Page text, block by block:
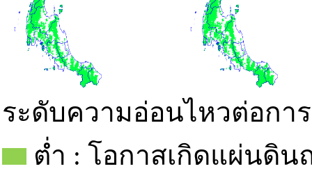
ระดับความอ่อนไหวต่อกา
ต่ำ : โอกาสเกิดแผ่นดิน